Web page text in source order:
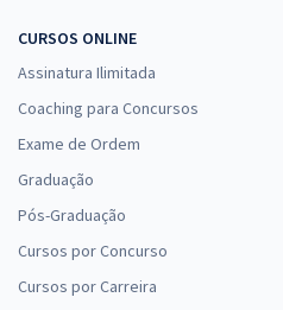
CURSOS ONLINE
Assinatura Ilimitada
Coaching para Concursos
Exame de Ordem
Graduação
Pós-Graduação
Cursos por Concurso
Cursos por Carreira